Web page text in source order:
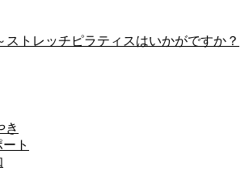
ストレッチピラティスはいかがですか？
き
ト